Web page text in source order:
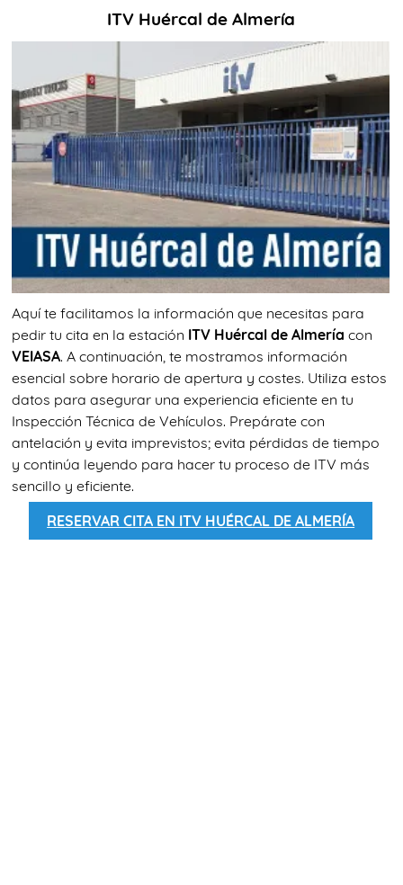
ITV Huércal de Almería
Aquí te facilitamos la información que necesitas para
pedir tu cita en la estación ITV Huércal de Almería con
VEIASA. A continuación, te mostramos información
esencial sobre horario de apertura y costes. Utiliza estos
datos para asegurar una experiencia eficiente en tu
Inspección Técnica de Vehículos. Prepárate con
antelación y evita imprevistos; evita pérdidas de tiempo
y continúa leyendo para hacer tu proceso de ITV más
sencillo y eficiente.
RESERVAR CITA EN ITV HUÉRCAL DE ALMERÍA